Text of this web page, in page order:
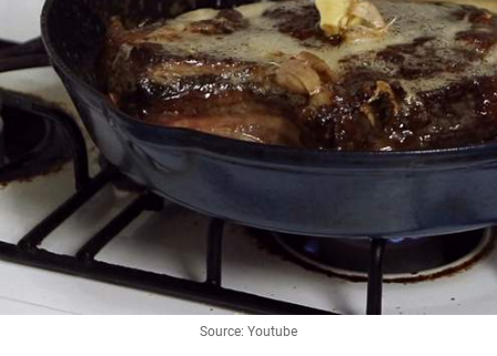
Source: Youtube